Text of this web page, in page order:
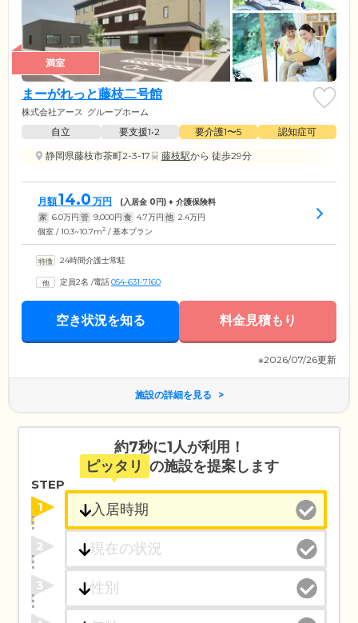
満室
まーがれっと藤枝二号館
株式会社アース グループホーム
自立 要支援1•2 要介護1〜5
認知症可
静岡県藤枝市茶町2-3-17
藤枝駅から 徒歩29分
月額14.0 万円 (入居金 0円) + 介護保険料
家 6.0万円 管 9,000円 食 4.7万円 他 2.4万円
個室 / 10.3~10.7m2 / 基本プラン
24時間介護士常駐
定員2名 /電話054-631-7160
空き状況を知る 料金見積もり
※2026/07/26更新
施設の詳細を見る
約7秒に1人が利用！
ピッタリ の施設を提案します
STEP
1
2
3